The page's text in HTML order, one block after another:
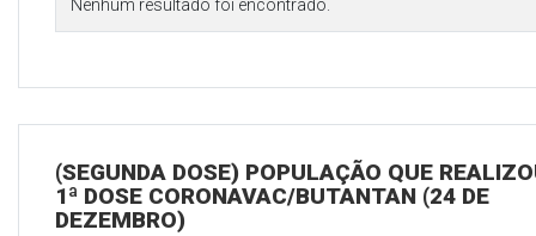
Nenhum resultado foi encontrado.
(SEGUNDA DOSE) POPULAÇÃO QUE
1ª DOSE CORONAVAC/BUTANTAN (24 DE
DEZEMBRO)